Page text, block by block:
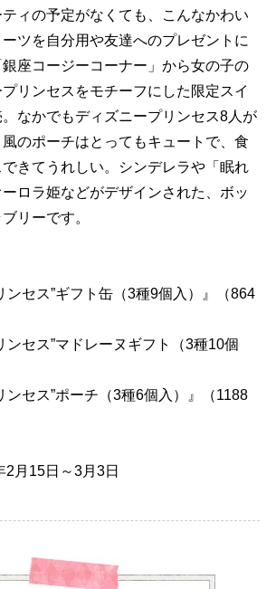
ィの予定がなくても、こんなかわい
ツを自分用や友達へのプレゼントに
座コージーコーナー」から女の子の
リンセスをモチーフにした限定スイ
なかでもディズニープリンセス8人が
のポーチはとってもキュートで、食
きてうれしい。シンデレラや「眠れ
ロラ姫などがデザインされた、ボッ
リーです。
ンセス”ギフト缶（3種9個入）』（864
ンセス”マドレーヌギフト（3種10個
ンセス”ポーチ（3種6個入）』（1188
2月15日～3月3日